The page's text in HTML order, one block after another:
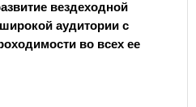
вездеходной
аудитории с
во всех ее